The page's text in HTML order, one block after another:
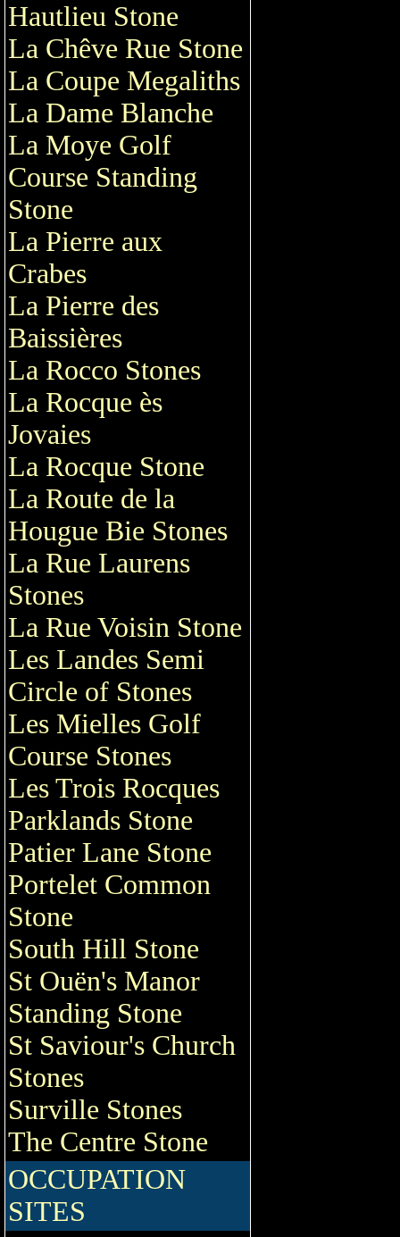
Hautlieu Stone
La Chêve Rue Stone
La Coupe Megaliths
La Dame Blanche
La Moye Golf
Course Standing
Stone
La Pierre aux
Crabes
La Pierre des
Baissières
La Rocco Stones
La Rocque ès
Jovaies
La Rocque Stone
La Route de la
Hougue Bie Stones
La Rue Laurens
Stones
La Rue Voisin Stone
Les Landes Semi
Circle of Stones
Les Mielles Golf
Course Stones
Les Trois Rocques
Parklands Stone
Patier Lane Stone
Portelet Common
Stone
South Hill Stone
St Ouën's Manor
Standing Stone
St Saviour's Church
Stones
Surville Stones
The Centre Stone
OCCUPATION
SITES